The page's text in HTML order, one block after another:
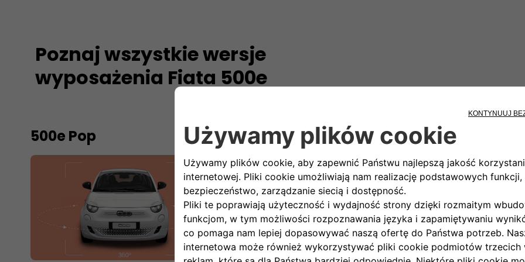
Poznaj wszystkie wersje
wyposażenia Fiata 500e
500e Pop 500e Icon 500e La